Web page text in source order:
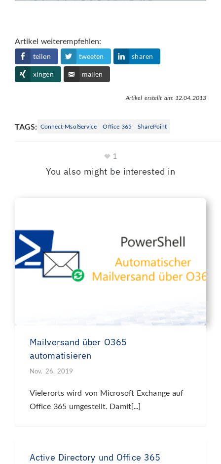
Artikel weiterempfehlen:
teilen tweeten sharen
xingen mailen
Artikel erstellt am: 12.04.2013
TAGS: Connect-MsolService Office 365 SharePoint
1
You also might be interested in
Mailversand über O365
automatisieren
Nov. 26, 2019
Vielerorts wird von Microsoft Exchange auf
Office 365 umgestellt. Damit[...]
Active Directory und Office 365